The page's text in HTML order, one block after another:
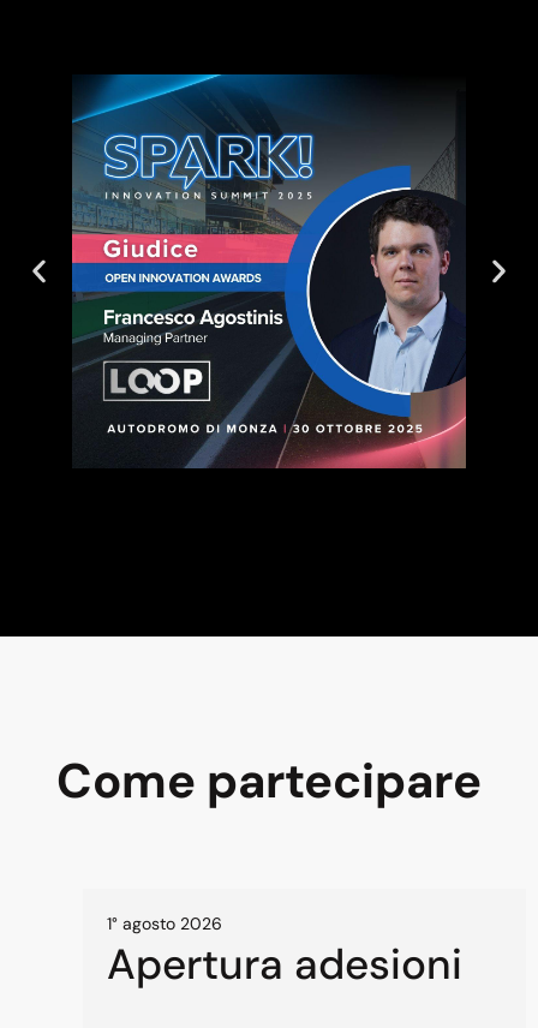
Come partecipare
1° agosto 2026
Apertura adesioni